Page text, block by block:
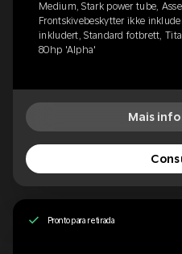
Medium, Stark power tube,
Frontskivebeskytter ikke
inkludert, Standard fotbrett,
80hp 'Alpha'
Mais
Pronto para retirada